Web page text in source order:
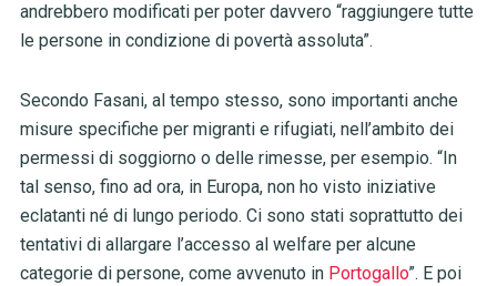
andrebbero modificati per poter davvero “raggiungere tutte
le persone in condizione di povertà assoluta”.
Secondo Fasani, al tempo stesso, sono importanti anche
misure specifiche per migranti e rifugiati, nell’ambito dei
permessi di soggiorno o delle rimesse, per esempio. “In
tal senso, fino ad ora, in Europa, non ho visto iniziative
eclatanti né di lungo periodo. Ci sono stati soprattutto dei
tentativi di allargare l’accesso al welfare per alcune
categorie di persone, come avvenuto in Portogallo”. E poi